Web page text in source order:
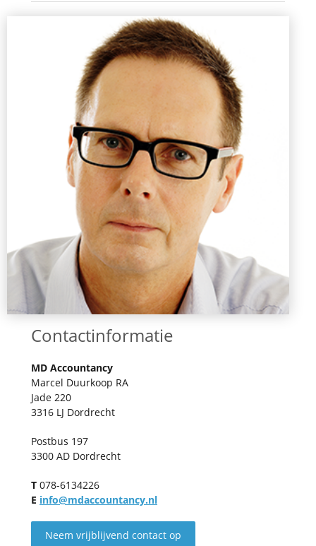
Contactinformatie
MD Accountancy
Marcel Duurkoop RA
Jade 220
3316 LJ Dordrecht
Postbus 197
3300 AD Dordrecht
T 078-6134226
E info@mdaccountancy.nl
Neem vrijblijvend contact op